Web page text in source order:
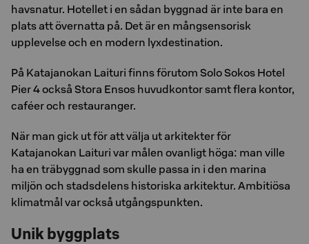
havsnatur. Hotellet i en sådan byggnad är inte bara en
plats att övernatta på. Det är en mångsensorisk
upplevelse och en modern lyxdestination.
På Katajanokan Laituri finns förutom Solo Sokos Hotel
Pier 4 också Stora Ensos huvudkontor samt flera kontor,
caféer och restauranger.
När man gick ut för att välja ut arkitekter för
Katajanokan Laituri var målen ovanligt höga: man ville
ha en träbyggnad som skulle passa in i den marina
miljön och stadsdelens historiska arkitektur. Ambitiösa
klimatmål var också utgångspunkten.
Unik byggplats